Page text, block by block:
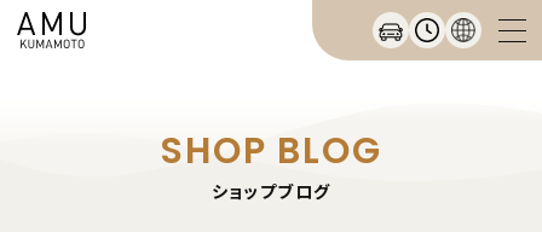
SHOP BLOG
ショップブログ